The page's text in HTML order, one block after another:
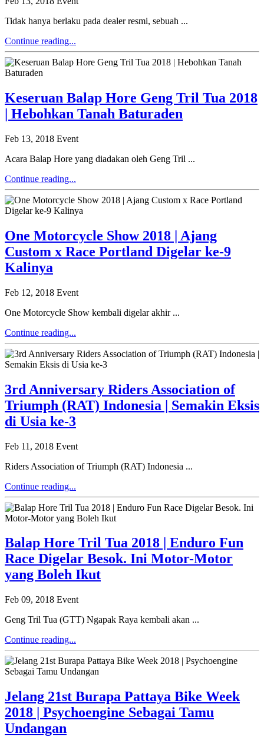
Tidak hanya berlaku pada dealer resmi, sebuah ...
Continue reading...
Keseruan Balap Hore Geng Tril Tua 2018
| Hebohkan Tanah Baturaden
Feb 13, 2018 Event
Acara Balap Hore yang diadakan oleh Geng Tril ...
Continue reading...
One Motorcycle Show 2018 | Ajang
Custom x Race Portland Digelar ke-9
Kalinya
Feb 12, 2018 Event
One Motorcycle Show kembali digelar akhir ...
Continue reading...
3rd Anniversary Riders Association of
Triumph (RAT) Indonesia | Semakin Eksis
di Usia ke-3
Feb 11, 2018 Event
Riders Association of Triumph (RAT) Indonesia ...
Continue reading...
Balap Hore Tril Tua 2018 | Enduro Fun
Race Digelar Besok. Ini Motor-Motor
yang Boleh Ikut
Feb 09, 2018 Event
Geng Tril Tua (GTT) Ngapak Raya kembali akan ...
Continue reading...
Jelang 21st Burapa Pattaya Bike Week
2018 | Psychoengine Sebagai Tamu
Undangan